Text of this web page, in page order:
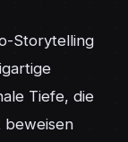
Storytelling
Tiefe, die
beweisen